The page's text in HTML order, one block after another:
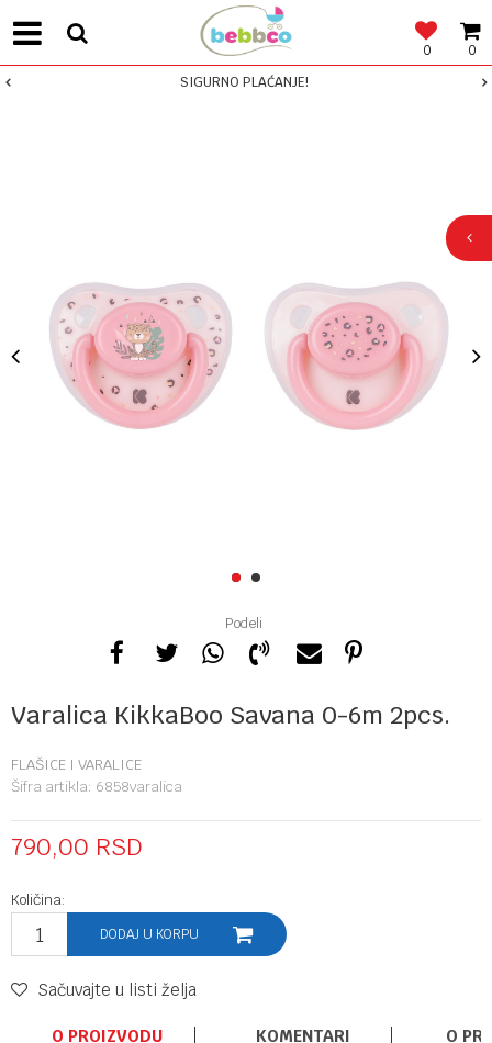
0
0
SIGURNO PLAĆANJE!
1 2
Podeli
Varalica KikkaBoo Savana 0-6m 2pcs.
FLAŠICE I VARALICE
Šifra artikla: 6858varalica
790,00 RSD
Količina:
DODAJ U KORPU
Sačuvajte u listi želja
O PROIZVODU KOMENTARI O